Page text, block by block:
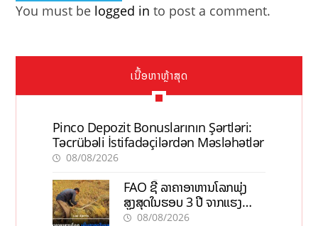
You must be logged in to post a comment.
ເນື້ອຫາຫຼ້າສຸດ
Pinco Depozit Bonuslarının Şərtləri:
Təcrübəli İstifadəçilərdən Məsləhətlər
08/08/2026
FAO ຊີ້ ລາຄາອາຫານໂລກພຸ່ງ
ສູງສຸດໃນຮອບ 3 ປີ ຈາກແຮງ
ກົດດັນຂອງສົງຄາມ, El nino
08/08/2026